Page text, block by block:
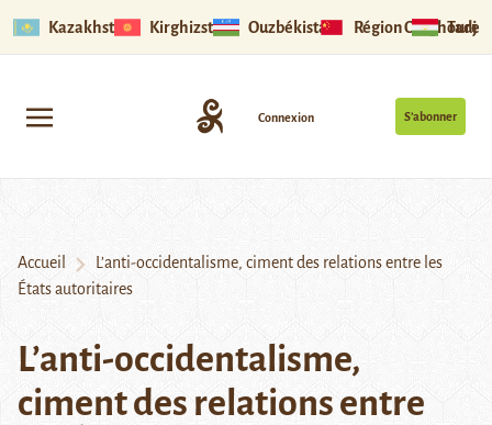
Kazakhstan Kirghizstan Ouzbékistan Région Ouïghoure
S’abonner
Connexion
Accueil
L’anti-occidentalisme, ciment des relations entre les
États autoritaires
L’anti-occidentalisme,
ciment des relations entre